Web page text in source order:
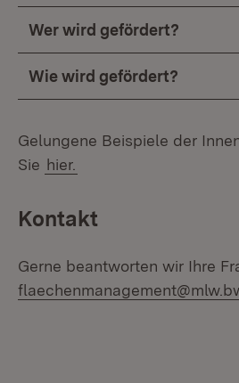
Wer wird gefördert?
Wie wird gefördert?
Gelungene Beispiele der
Sie hier.
Kontakt
Gerne beantworten wir Ihre